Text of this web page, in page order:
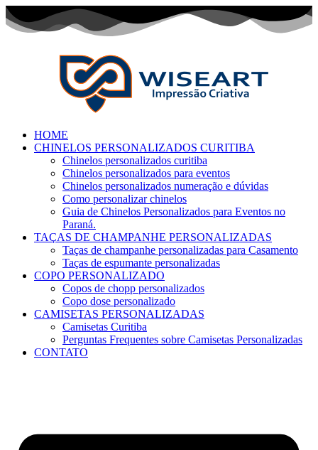
HOME
CHINELOS PERSONALIZADOS CURITIBA
Chinelos personalizados curitiba
Chinelos personalizados para eventos
Chinelos personalizados numeração e dúvidas
Como personalizar chinelos
Guia de Chinelos Personalizados para Eventos no
Paraná.
TAÇAS DE CHAMPANHE PERSONALIZADAS
Taças de champanhe personalizadas para Casamento
Taças de espumante personalizadas
COPO PERSONALIZADO
Copos de chopp personalizados
Copo dose personalizado
CAMISETAS PERSONALIZADAS
Camisetas Curitiba
Perguntas Frequentes sobre Camisetas Personalizadas
CONTATO